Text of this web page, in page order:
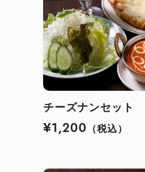
チーズナンセット
¥1,200
（税込）